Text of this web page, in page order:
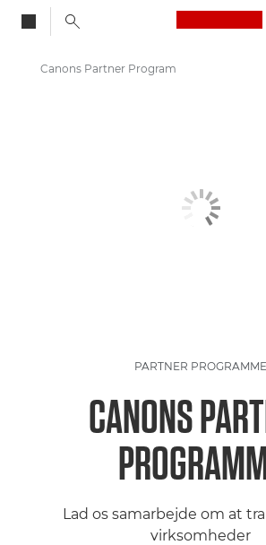
Canons Partner Program
PARTNER PROGRAMME
CANONS
Lad os samarbejde om at
virksomheder